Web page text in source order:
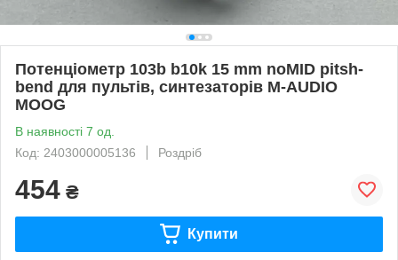
Потенціометр 103b b10k 15 mm noMID pitsh-
bend для пультів, синтезаторів M-AUDIO
MOOG
В наявності 7 од.
Код: 2403000005136
Роздріб
454 ₴
Купити